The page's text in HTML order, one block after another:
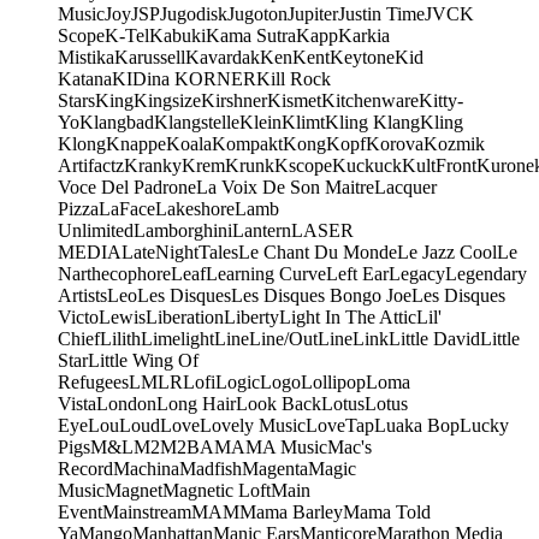
MusicJoyJSPJugodiskJugotonJupiterJustin TimeJVCK
ScopeK-TelKabukiKama SutraKappKarkia
MistikaKarussellKavardakKenKentKeytoneKid
KatanaKIDina KORNERKill Rock
StarsKingKingsizeKirshnerKismetKitchenwareKitty-
YoKlangbadKlangstelleKleinKlimtKling KlangKling
KlongKnappeKoalaKompaktKongKopfKorovaKozmik
ArtifactzKrankyKremKrunkKscopeKuckuckKultFront
Voce Del PadroneLa Voix De Son MaitreLacquer
PizzaLaFaceLakeshoreLamb
UnlimitedLamborghiniLanternLASER
MEDIALateNightTalesLe Chant Du MondeLe Jazz CoolLe
NarthecophoreLeafLearning CurveLeft EarLegacyLegendary
ArtistsLeoLes DisquesLes Disques Bongo JoeLes Disques
VictoLewisLiberationLibertyLight In The AtticLil'
ChiefLilithLimelightLineLine/OutLineLinkLittle DavidLittle
StarLittle Wing Of
RefugeesLMLRLofiLogicLogoLollipopLoma
VistaLondonLong HairLook BackLotusLotus
EyeLouLoudLoveLovely MusicLoveTapLuaka BopLucky
PigsM&LM2M2BAMAMA MusicMac's
RecordMachinaMadfishMagentaMagic
MusicMagnetMagnetic LoftMain
EventMainstreamMAMMama BarleyMama Told
YaMangoManhattanManic EarsManticoreMarathon Media